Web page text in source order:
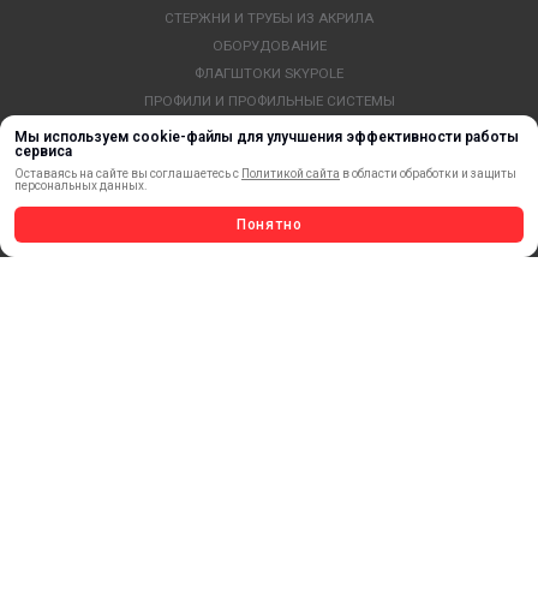
Мы используем cookie-файлы для улучшения эффективности работы
сервиса
Оставаясь на сайте вы соглашаетесь с Политикой сайта в области обработки и защиты
персональных данных.
Понятно
СТЕРЖНИ И ТРУБЫ ИЗ АКРИЛА
ОБОРУДОВАНИЕ
ФЛАГШТОКИ SKYPOLE
ПРОФИЛИ И ПРОФИЛЬНЫЕ СИСТЕМЫ
КРАСКИ, ЧЕРНИЛА, КАРТРИДЖИ
УСЛУГИ И СЕРВИС
ИНСТРУМЕНТ